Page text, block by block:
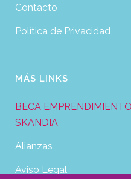
Contacto
Política de Privacidad
MÁS LINKS
BECA
SKANDIA
Alianzas
Aviso Legal